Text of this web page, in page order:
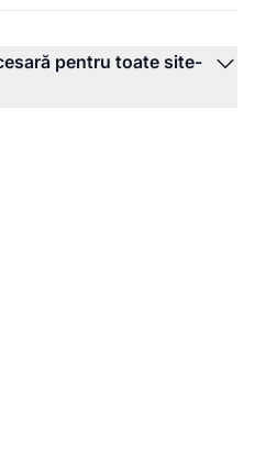
pentru toate site-